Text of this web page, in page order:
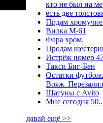
кто не был на
есть две
Прдам хромучие
Вилка М-61
Фара хром.
Продам
Истрёж номер
Такси Биг-Бен
Остатки
Вояж.
Шатуны с Avito
Мне сегодня
давай ещё >>